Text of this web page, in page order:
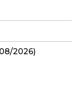
2026)